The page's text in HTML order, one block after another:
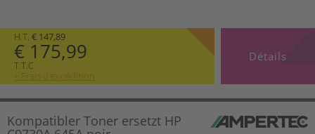
H.T. € 147,89
€ 175,99
T.T.C
+ Frais d’expédition
Détails
Kompatibler Toner ersetzt HP